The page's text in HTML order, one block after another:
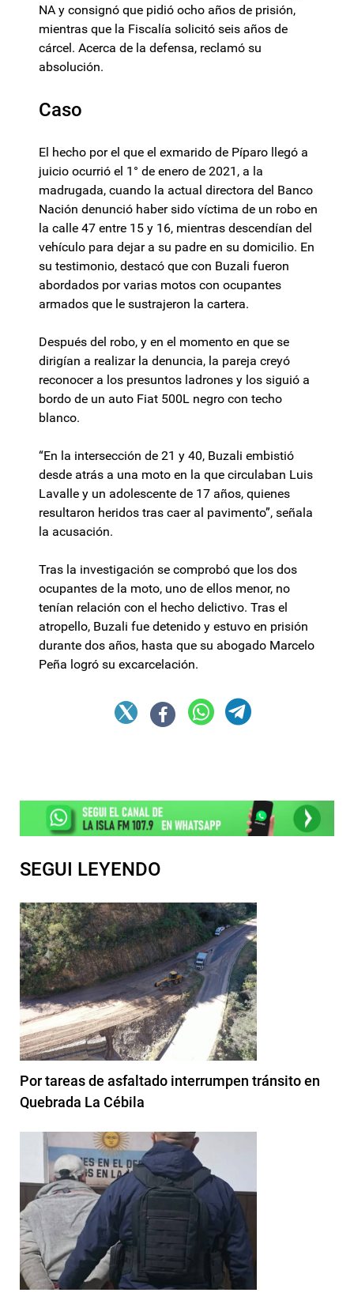
NA y consignó que pidió ocho años de prisión,
mientras que la Fiscalía solicitó seis años de
cárcel. Acerca de la defensa, reclamó su
absolución.
Caso
El hecho por el que el exmarido de Píparo llegó a
juicio ocurrió el 1° de enero de 2021, a la
madrugada, cuando la actual directora del Banco
Nación denunció haber sido víctima de un robo en
la calle 47 entre 15 y 16, mientras descendían del
vehículo para dejar a su padre en su domicilio. En
su testimonio, destacó que con Buzali fueron
abordados por varias motos con ocupantes
armados que le sustrajeron la cartera.
Después del robo, y en el momento en que se
dirigían a realizar la denuncia, la pareja creyó
reconocer a los presuntos ladrones y los siguió a
bordo de un auto Fiat 500L negro con techo
blanco.
“En la intersección de 21 y 40, Buzali embistió
desde atrás a una moto en la que circulaban Luis
Lavalle y un adolescente de 17 años, quienes
resultaron heridos tras caer al pavimento”, señala
la acusación.
Tras la investigación se comprobó que los dos
ocupantes de la moto, uno de ellos menor, no
tenían relación con el hecho delictivo. Tras el
atropello, Buzali fue detenido y estuvo en prisión
durante dos años, hasta que su abogado Marcelo
Peña logró su excarcelación.
SEGUI LEYENDO
Por tareas de asfaltado interrumpen tránsito en
Quebrada La Cébila